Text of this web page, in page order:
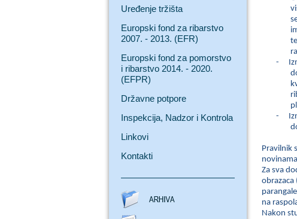
Uređenje tržišta
Europski fond za ribarstvo
2007. - 2013. (EFR)
Europski fond za pomorstvo
i ribarstvo 2014. - 2020.
(EFPR)
Državne potpore
Inspekcija, Nadzor i Kontrola
Linkovi
Kontakti
-
-
Pravilnik
Za sva
obrazaca
na
Nakon